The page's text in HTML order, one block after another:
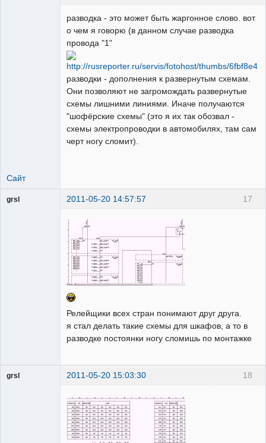
разводка - это может быть жаргонное слово. вот
о чем я говорю (в данном случае разводка
провода "1"
разводки - дополнения к развернутым схемам.
Они позволяют не загромождать развернутые
схемы лишними линиями. Иначе получаются
"шофёрские схемы" (это я их так обозвал -
схемы электропроводки в автомобилях, там сам
черт ногу сломит).
Сайт
17
grsl 2011-05-20 14:57:57
Релейщики всех стран понимают друг друга.
я стал делать такие схемы для шкафов, а то в
разводке постоянки ногу сломишь по монтажке
18
grsl 2011-05-20 15:03:30